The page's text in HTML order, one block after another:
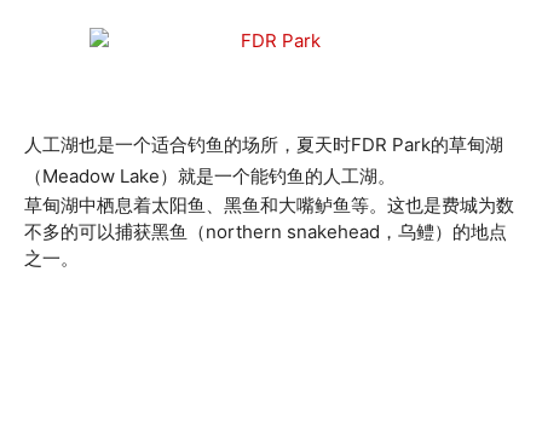
人工湖也是一个适合钓鱼的场所，夏天时FDR Park的草甸湖
（Meadow Lake）就是一个能钓鱼的人工湖。
草甸湖中栖息着太阳鱼、黑鱼和大嘴鲈鱼等。这也是费城为数
不多的可以捕获黑鱼（northern snakehead，乌鳢）的地点
之一。